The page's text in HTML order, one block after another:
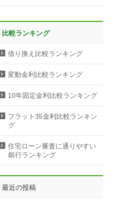
比較ランキング
借り換え比較ランキング
変動金利比較ランキング
10年固定金利比較ランキング
フラット35金利比較ランキン
グ
住宅ローン審査に通りやすい
銀行ランキング
最近の投稿